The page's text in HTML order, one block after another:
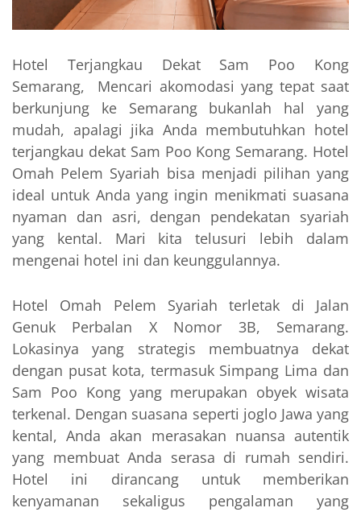
Hotel Terjangkau Dekat Sam Poo Kong
Semarang, Mencari akomodasi yang tepat saat
berkunjung ke Semarang bukanlah hal yang
mudah, apalagi jika Anda membutuhkan hotel
terjangkau dekat Sam Poo Kong Semarang. Hotel
Omah Pelem Syariah bisa menjadi pilihan yang
ideal untuk Anda yang ingin menikmati suasana
nyaman dan asri, dengan pendekatan syariah
yang kental. Mari kita telusuri lebih dalam
mengenai hotel ini dan keunggulannya.
Hotel Omah Pelem Syariah terletak di Jalan
Genuk Perbalan X Nomor 3B, Semarang.
Lokasinya yang strategis membuatnya dekat
dengan pusat kota, termasuk Simpang Lima dan
Sam Poo Kong yang merupakan obyek wisata
terkenal. Dengan suasana seperti joglo Jawa yang
kental, Anda akan merasakan nuansa autentik
yang membuat Anda serasa di rumah sendiri.
Hotel ini dirancang untuk memberikan
kenyamanan sekaligus pengalaman yang